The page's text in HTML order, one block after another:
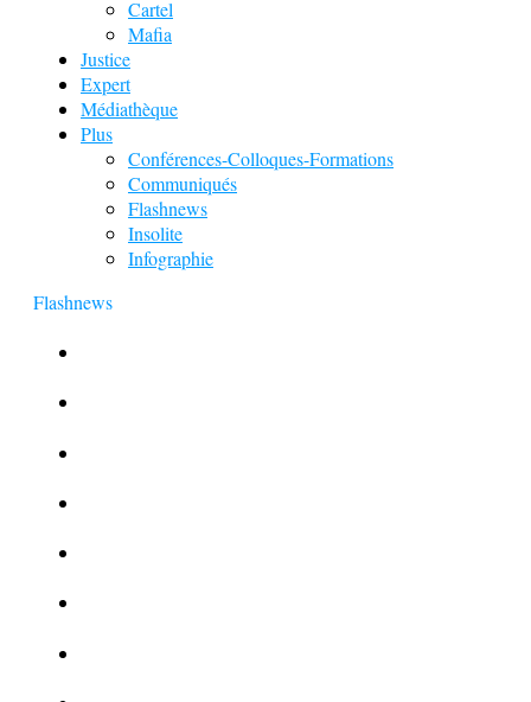
Cartel
Mafia
Justice
Expert
Médiathèque
Plus
Conférences-Colloques-Formations
Communiqués
Flashnews
Insolite
Infographie
Flashnews